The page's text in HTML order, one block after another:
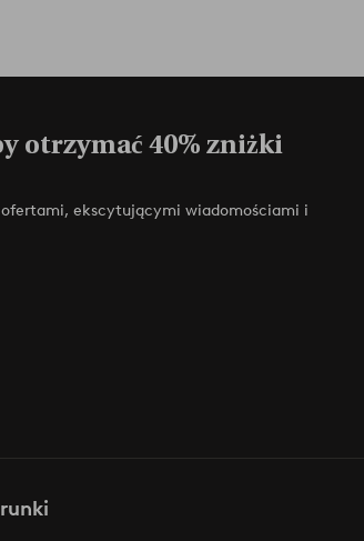
otrzymać 40% zniżki
ekscytującymi wiadomościami i